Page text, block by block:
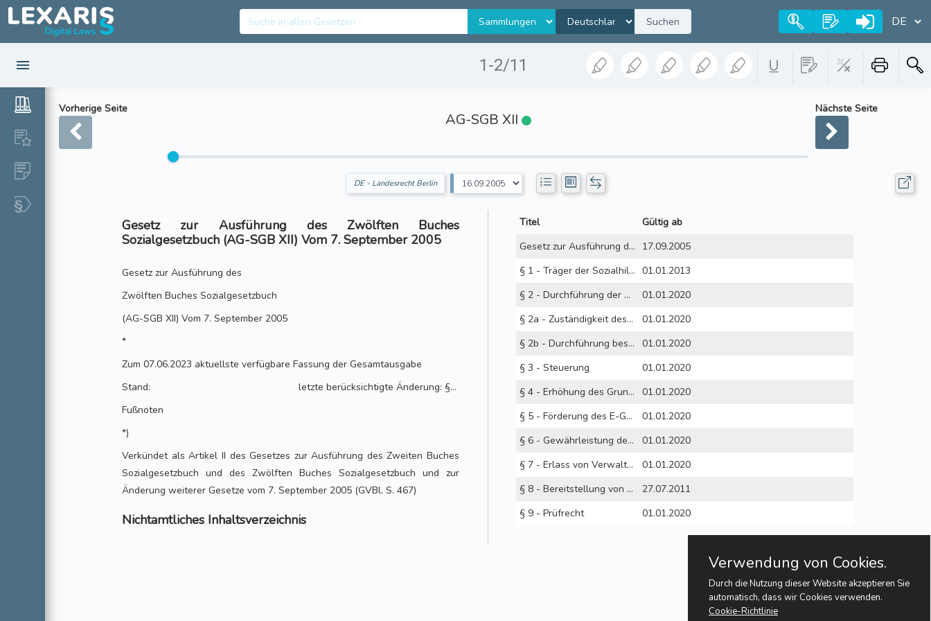
Suchen
1-2/11
Vorherige Seite
AG-SGB XII
Nächste Seite
DE - Landesrecht Berlin
Gesetz zur Ausführung des Zwölften Buches
Sozialgesetzbuch (AG-SGB XII) Vom 7. September 2005
Gesetz zur Ausführung des
Zwölften Buches Sozialgesetzbuch
(AG-SGB XII) Vom 7. September 2005
*
Zum 07.06.2023 aktuellste verfügbare Fassung der Gesamtausgabe
Stand:
letzte berücksichtigte Änderung: §§ 2 und 7 geändert, §§ 2a und 2b eingefügt, §§ 3 bis 6 neu gefasst, § 9 angefügt durch Artikel 5 des Gesetzes vom 25.09.2019 (GVBl. S. 602)
Fußnoten
*)
Verkündet als Artikel II des Gesetzes zur Ausführung des Zweiten Buches
Sozialgesetzbuch und des Zwölften Buches Sozialgesetzbuch und zur
Änderung weiterer Gesetze vom 7. September 2005 (GVBl. S. 467)
Nichtamtliches Inhaltsverzeichnis
Titel
Gültig ab
Gesetz zur Ausführung des Zwölften Buches Sozialgesetzbuch (AG-SGB XII) vom 7. September 2005
17.09.2005
§ 1 - Träger der Sozialhilfe 01.01.2013
§ 2 - Durchführung der Aufgaben
01.01.2020
§ 2a - Zuständigkeit des Trägers der Eingliederungshilfe
01.01.2020
§ 2b - Durchführung besonderer Aufgaben des Trägers der Sozialhilfe
01.01.2020
§ 3 - Steuerung
01.01.2020
§ 4 - Erhöhung des Grundbetrags
01.01.2020
§ 5 - Förderung des E-Government
01.01.2020
§ 6 - Gewährleistung des Datenschutzes
01.01.2020
§ 7 - Erlass von Verwaltungsvorschriften
01.01.2020
§ 8 - Bereitstellung von Leistungsangeboten auf dem Gebiet der Bildungs- und Teilhabeleistungen
27.07.2011
§ 9 - Prüfrecht
01.01.2020
Verwendung von Cookies.
Durch die Nutzung dieser Website akzeptieren Sie
automatisch, dass wir Cookies verwenden.
Cookie-Richtlinie